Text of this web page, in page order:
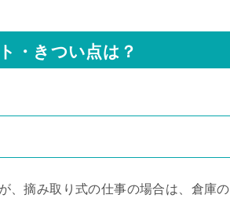
・きつい点は？
、摘み取り式の仕事の場合は、倉庫の